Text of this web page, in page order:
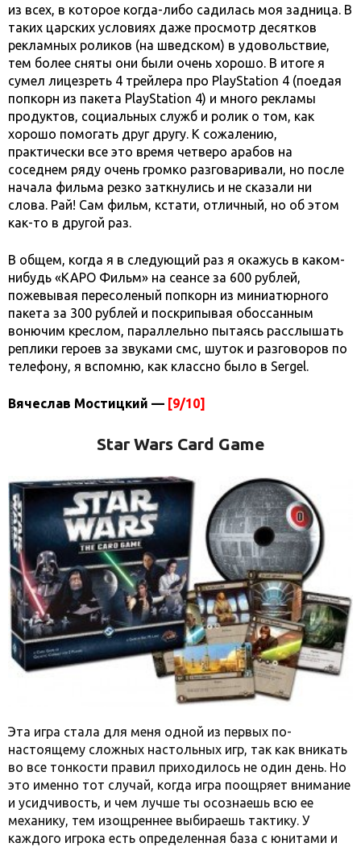
из всех, в которое когда-либо садилась моя задница. В
таких царских условиях даже просмотр десятков
рекламных роликов (на шведском) в удовольствие,
тем более сняты они были очень хорошо. В итоге я
сумел лицезреть 4 трейлера про PlayStation 4 (поедая
попкорн из пакета PlayStation 4) и много рекламы
продуктов, социальных служб и ролик о том, как
хорошо помогать друг другу. К сожалению,
практически все это время четверо арабов на
соседнем ряду очень громко разговаривали, но после
начала фильма резко заткнулись и не сказали ни
слова. Рай! Сам фильм, кстати, отличный, но об этом
как-то в другой раз.
В общем, когда я в следующий раз я окажусь в каком-
нибудь «КАРО Фильм» на сеансе за 600 рублей,
пожевывая пересоленый попкорн из миниатюрного
пакета за 300 рублей и поскрипывая обоссанным
вонючим креслом, параллельно пытаясь расслышать
реплики героев за звуками смс, шуток и разговоров по
телефону, я вспомню, как классно было в Sergel.
Вячеслав Мостицкий — [9/10]
Star Wars Card Game
Эта игра стала для меня одной из первых по-
настоящему сложных настольных игр, так как вникать
во все тонкости правил приходилось не один день. Но
это именно тот случай, когда игра поощряет внимание
и усидчивость, и чем лучше ты осознаешь всю ее
механику, тем изощреннее выбираешь тактику. У
каждого игрока есть определенная база с юнитами и